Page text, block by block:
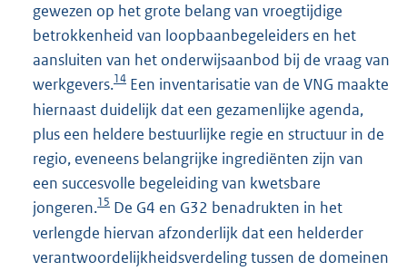
gewezen op het grote belang van vroegtijdige
betrokkenheid van loopbaanbegeleiders en het
aansluiten van het onderwijsaanbod bij de vraag van
werkgevers.14 Een inventarisatie van de VNG maakte
hiernaast duidelijk dat een gezamenlijke agenda,
plus een heldere bestuurlijke regie en structuur in de
regio, eveneens belangrijke ingrediënten zijn van
een succesvolle begeleiding van kwetsbare
jongeren.15 De G4 en G32 benadrukten in het
verlengde hiervan afzonderlijk dat een helderder
verantwoordelijkheidsverdeling tussen de domeinen